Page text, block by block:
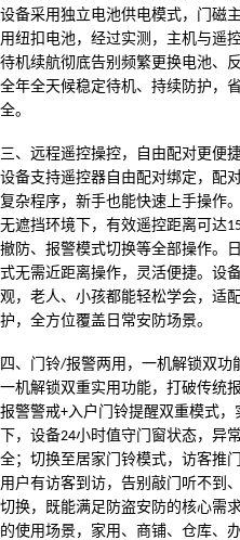
设备采用独立电池供电模式，门磁
用纽扣电池，经过实测， 主机与遥
待机续航彻底告别频繁更换电池、
全年全天候稳定待机、持续防护，
全。
三、 远程遥控操控，自由配对更便
设备支持遥控器自由配对绑定，配
复杂程序，新手也能快速上手操作
无遮挡环境下， 有效遥控距离可达
撤防、报警模式切换等全部操作。
式无需近距离操作，灵活便捷。设
观，老人、小孩都能轻松学会，适
护，全方位覆盖日常安防场景。
四、 门铃/报警两用，一机解锁双功
一机解锁双重实用功能，打破传统
报警警戒+ 入户门铃提醒双重模式，
下，设备24小时值守门窗状态，异
全；切换至居家门铃模式，访客推
用户有访客到访，告别敲门听不到
切换，既能满足防盗安防的核心需
的使用场景，家用、商铺、仓库、